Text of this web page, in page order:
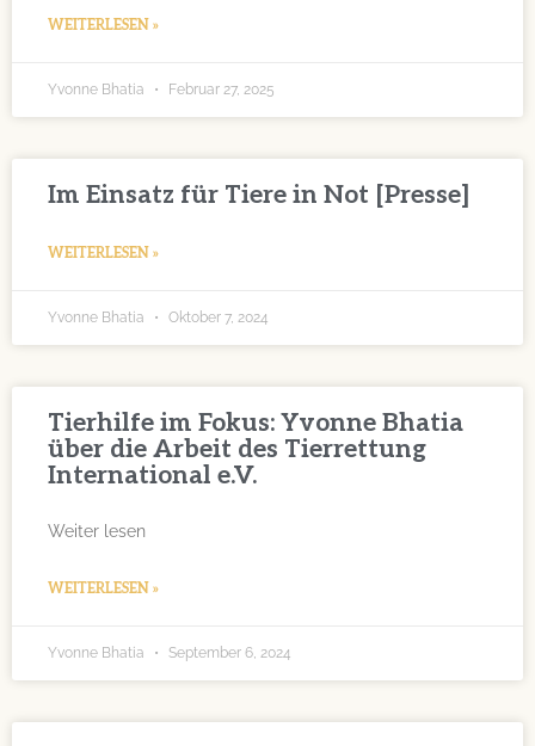
WEITERLESEN »
Yvonne Bhatia Februar 27, 2025
Im Einsatz für Tiere in Not [Presse]
WEITERLESEN »
Yvonne Bhatia Oktober 7, 2024
Tierhilfe im Fokus: Yvonne Bhatia
über die Arbeit des Tierrettung
International e.V.
Weiter lesen
WEITERLESEN »
Yvonne Bhatia September 6, 2024